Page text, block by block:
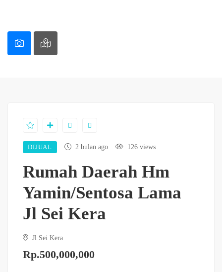
DIJUAL 2 bulan ago 126 views
Rumah Daerah Hm
Yamin/Sentosa Lama
Jl Sei Kera
Jl Sei Kera
Rp.500,000,000